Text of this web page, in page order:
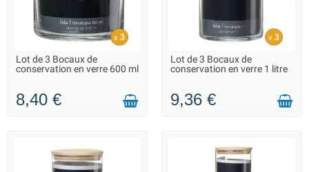
LIVRAISON 2 À 3 JOURS
Lot de 3 Bocaux de
conservation en verre 600 ml
8,40 €
LIVRAISON 2 À 3 JOURS
Lot de 3 Bocaux de
conservation en verre 1 litre
9,36 €